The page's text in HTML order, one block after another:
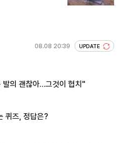
08.08 20:39 UPDATE
의 괜찮아…그것이 협치"
퀴즈, 정답은?